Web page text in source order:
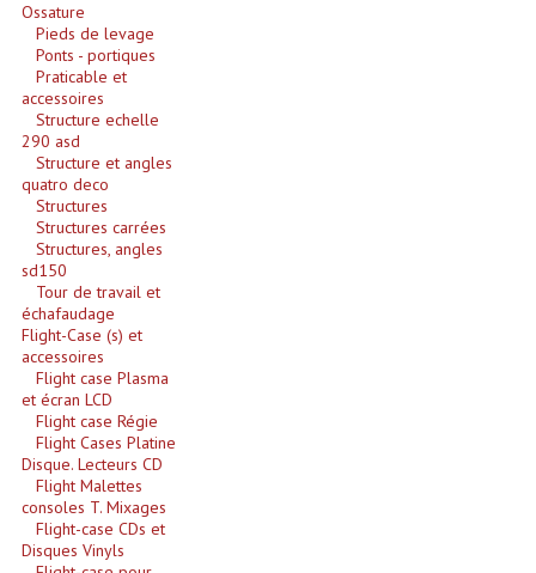
Ossature
Pieds de levage
Ponts - portiques
Praticable et
accessoires
Structure echelle
290 asd
Structure et angles
quatro deco
Structures
Structures carrées
Structures, angles
sd150
Tour de travail et
échafaudage
Flight-Case (s) et
accessoires
Flight case Plasma
et écran LCD
Flight case Régie
Flight Cases Platine
Disque. Lecteurs CD
Flight Malettes
consoles T. Mixages
Flight-case CDs et
Disques Vinyls